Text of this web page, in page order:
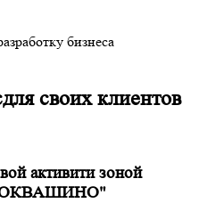
бизнеса
для своих клиентов
активити зоной